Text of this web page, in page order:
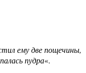
ему две пощечины,
пудра«.